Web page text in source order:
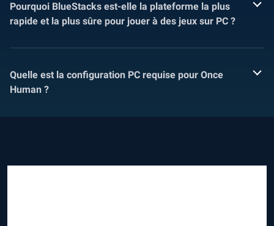
Pourquoi BlueStacks est-elle la plateforme la plus
rapide et la plus sûre pour jouer à des jeux sur PC ?
Quelle est la configuration PC requise pour Once
Human ?